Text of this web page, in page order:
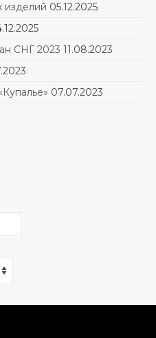
изделий 05.12.2025
СНГ 2023 11.08.2023
07.07.2023